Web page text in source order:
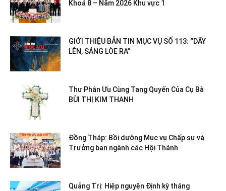
Khoá 8 – Năm 2026 Khu vực 1
GIỚI THIỆU BẢN TIN MỤC VỤ SỐ 113: “DẤY
LÊN, SÁNG LÒE RA”
Thư Phân Ưu Cùng Tang Quyến Của Cụ Bà
BÙI THỊ KIM THANH
Đồng Tháp: Bồi dưỡng Mục vụ Chấp sự và
Trưởng ban ngành các Hội Thánh
Quảng Trị: Hiệp nguyện Định kỳ tháng